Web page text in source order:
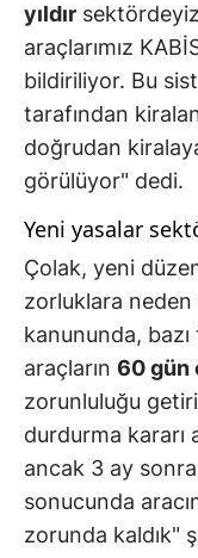
yıldır
araçlarımız
bildiriliyor. Bu
tarafından
doğrudan
görülüyor" dedi.
Yeni yasalar
Çolak, yeni
zorluklara
kanununda,
araçların 60 gün
zorunluluğu
durdurma kararı
ancak 3 ay
sonucunda
zorunda kaldık"